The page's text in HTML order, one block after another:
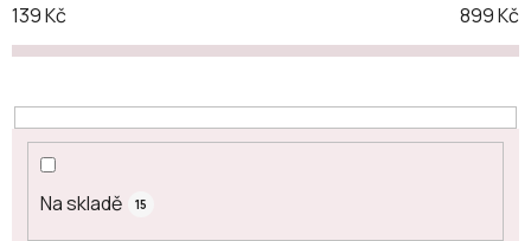
139Kč 899Kč
Na skladě 15